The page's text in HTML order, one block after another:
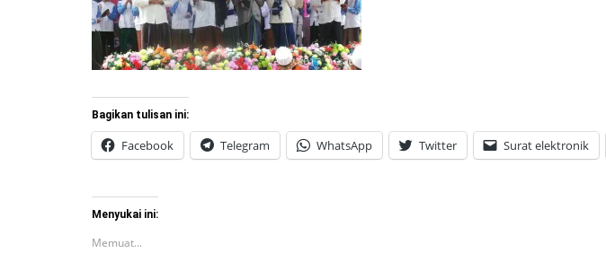
Bagikan tulisan ini:
Facebook Telegram WhatsApp Twitter Surat elektronik
Menyukai ini:
Memuat...